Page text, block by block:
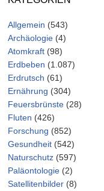
Allgemein (543)
Archäologie (4)
Atomkraft (98)
Erdbeben (1.087)
Erdrutsch (61)
Ernährung (304)
Feuersbrünste (28)
Fluten (426)
Forschung (852)
Gesundheit (542)
Naturschutz (597)
Paläontologie (2)
Satellitenbilder (8)